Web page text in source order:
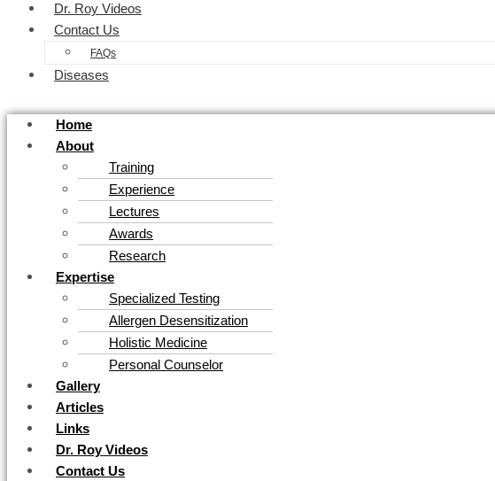
Dr. Roy Videos
Contact Us
FAQs
Diseases
Home
About
Training
Experience
Lectures
Awards
Research
Expertise
Specialized Testing
Allergen Desensitization
Holistic Medicine
Personal Counselor
Gallery
Articles
Links
Dr. Roy Videos
Contact Us